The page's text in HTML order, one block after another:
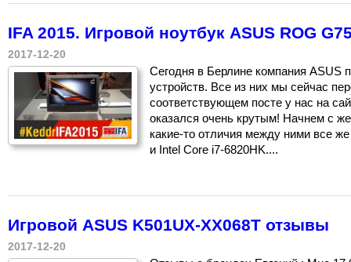
IFA 2015. Игровой ноутбук ASUS ROG
2017-12-20
Сегодня в Берлине компания ASUS
устройств. Все из них мы сейчас
соответствующем посте у нас на
оказался очень крутым! Начнем с
какие-то отличия между ними все
и Intel Core i7-6820HK....
Игровой ASUS K501UX-XX068T отзывы
2017-12-20